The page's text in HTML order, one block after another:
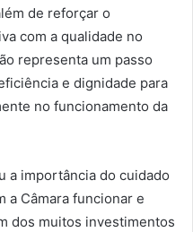
de reforçar o
com a qualidade no
representa um passo
e dignidade para
no funcionamento da
a importância do cuidado
a Câmara funcionar e
dos muitos investimentos